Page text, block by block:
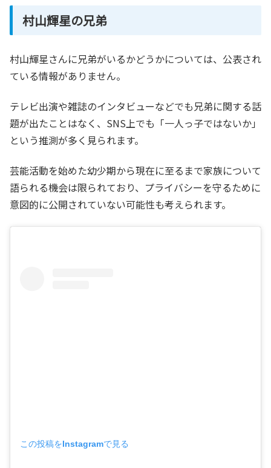
村山輝星の兄弟
村山輝星さんに兄弟がいるかどうかについては、公表され
ている情報がありません。
テレビ出演や雑誌のインタビューなどでも兄弟に関する話
題が出たことはなく、SNS上でも「一人っ子ではないか」
という推測が多く見られます。
芸能活動を始めた幼少期から現在に至るまで家族について
語られる機会は限られており、プライバシーを守るために
意図的に公開されていない可能性も考えられます。
この投稿をInstagramで見る